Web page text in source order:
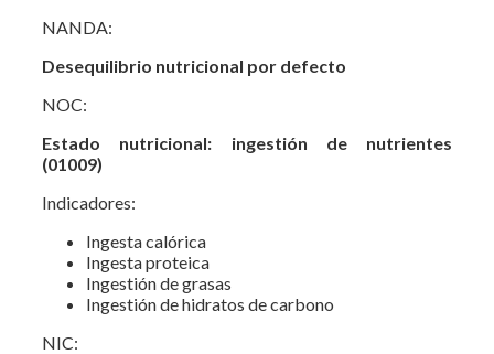
NANDA:
Desequilibrio nutricional por defecto
NOC:
Estado nutricional: ingestión de nutrientes
(01009)
Indicadores:
Ingesta calórica
Ingesta proteica
Ingestión de grasas
Ingestión de hidratos de carbono
NIC: